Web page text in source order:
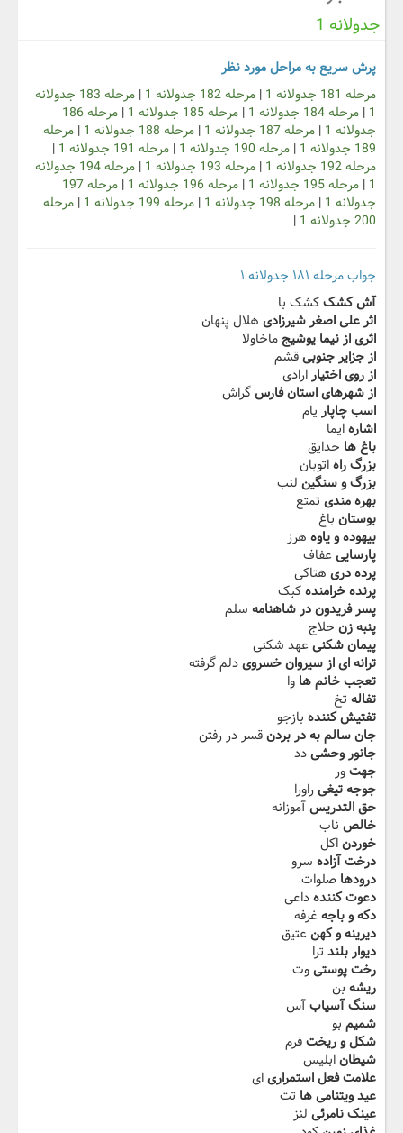
جدولانه 1
پرش سریع به مراحل مورد نظر
مرحله 181 جدولانه 1
| مرحله 182 جدولانه 1 |
مرحله 183 جدولانه
1
| مرحله 184 جدولانه 1 | مرحله 185 جدولانه 1 |
مرحله 186
جدولانه 1
| مرحله 187 جدولانه 1 | مرحله 188 جدولانه 1 | مرحله
189 جدولانه 1
| مرحله 190 جدولانه 1 | مرحله 191 جدولانه 1
|
مرحله 192 جدولانه 1
| مرحله 193 جدولانه 1 |
مرحله 194 جدولانه
1
| مرحله 195 جدولانه 1 | مرحله 196 جدولانه 1 |
مرحله 197
جدولانه 1
| مرحله 198 جدولانه 1 | مرحله 199 جدولانه 1 | مرحله
200 جدولانه 1
|
جواب مرحله ۱۸۱ جدولانه ۱
آش کشککشک با
اثر علی اصغر شیرزادی هلال پنهان
اثری از نیما یوشیجماخاولا
از جزایر جنوبیقشم
از روی اختیارارادی
از شهرهای استان فارسگراش
اسب چاپار یام
اشارهایما
باغ ها حدایق
بزرگ راهاتوبان
بزرگ و سنگین لنب
بهره مندی تمتع
بوستان باغ
بیهوده و یاوه هرز
پارسایی عفاف
پرده دری هتاکی
پرنده خرامندهکبک
پسر فریدون در شاهنامه سلم
پنبه زن حلاج
پیمان شکنی عهد شکنی
ترانه ای از سیروان خسرویدلم گرفته
تعجب خانم ها وا
تفاله تخ
تفتیش کننده بازجو
جان سالم به در بردنقسر در رفتن
جانور وحشیدد
جهتور
جوجه تیغیراورا
حق التدریسآموزانه
خالص ناب
خوردناکل
درخت آزاده سرو
درودها صلوات
دعوت کنندهداعی
دکه و باجه غرفه
دیرینه و کهن عتیق
دیوار بلند ترا
رخت پوستیوت
ریشه بن
سنگ آسیابآس
شمیم بو
شکل و ریختفرم
شیطانابلیس
علامت فعل استمراریای
عید ویتنامی ها تت
عینک نامرئی لنز